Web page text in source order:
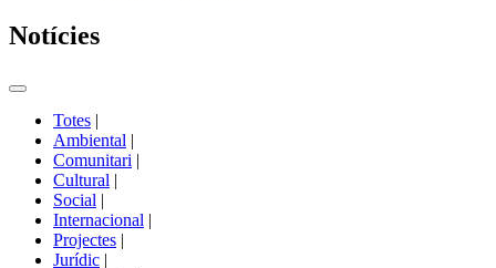
Notícies
Commutador
portals
Totes |
Ambiental |
Comunitari |
Cultural |
Social |
Internacional |
Projectes |
Jurídic |